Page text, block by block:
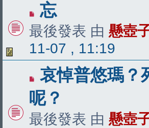
忘
最後發表 由 懸壺
11-07 , 11:19
哀悼普悠瑪？
呢？
最後發表 由 懸壺